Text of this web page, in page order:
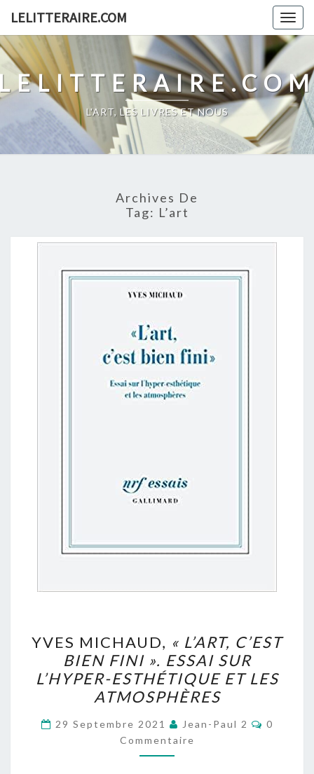
content
LELITTERAIRE.COM
L'ART, LES LIVRES ET NOUS
Archives De
Tag: L’art
MICHAUD,
« L’ART,
C’EST
BIEN
FINI ».
ESSAI
SUR
YVES MICHAUD, « L’ART, C’EST
BIEN FINI ». ESSAI SUR
L’HYPER-ESTHÉTIQUE ET LES
ATMOSPHÈRES
29 Septembre 2021 Jean-Paul 2
0
Commentaire